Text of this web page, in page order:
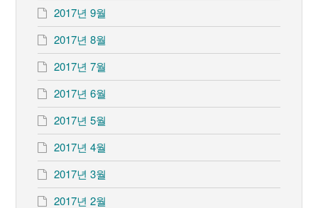
2017년 9월
2017년 8월
2017년 7월
2017년 6월
2017년 5월
2017년 4월
2017년 3월
2017년 2월